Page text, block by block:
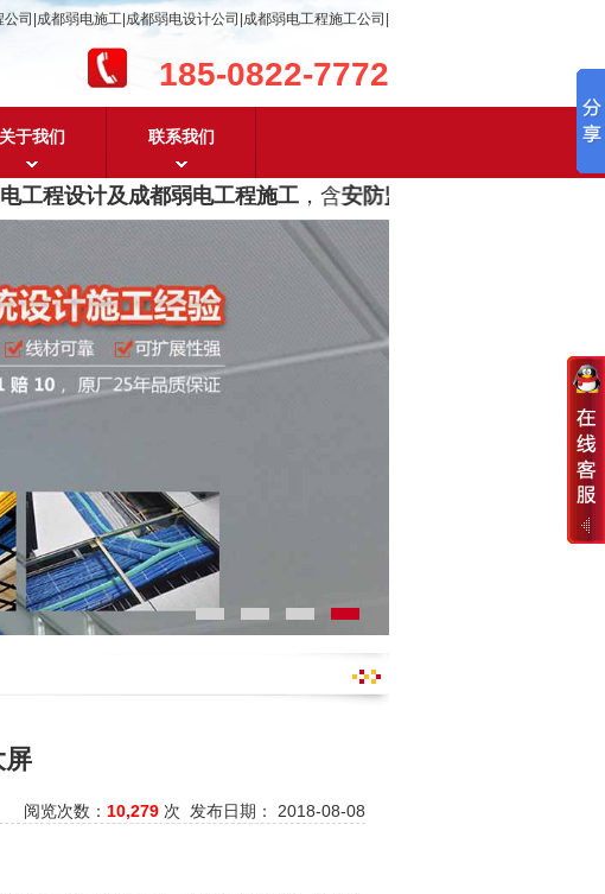
司|成都弱电施工|成都弱电设计公司|成都弱电工程施工公司|
185-0822-7772
关于我们 联系我们
程设计及成都弱电工程施工，含 安防监控，系统集成，综合
屏
阅览次数： 10,279 次 发布日期： 2018-08-08